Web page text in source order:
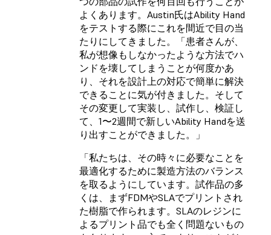
よくあります。Austin氏はAbility Hand
をテストする際にこれを間近で目の当
たりにしてきました。「患者さんが、
私が想像もしなかったような方法でハ
ンドを壊してしまうことが何度かあ
り、それを設計上の対応で簡単に解決
できることに気が付きました。そして
その変更して実装し、試作し、検証し
て、1〜2週間で新しいAbility Handを送
り出すことができました。」
「私たちは、その時々に必要なことを
最適化するために製造方法のバランス
を取るようにしています。試作品の多
くは、まずFDMやSLAでプリントされ
た樹脂で作られます。SLAのレジンに
よるプリント品でも全く問題ないもの